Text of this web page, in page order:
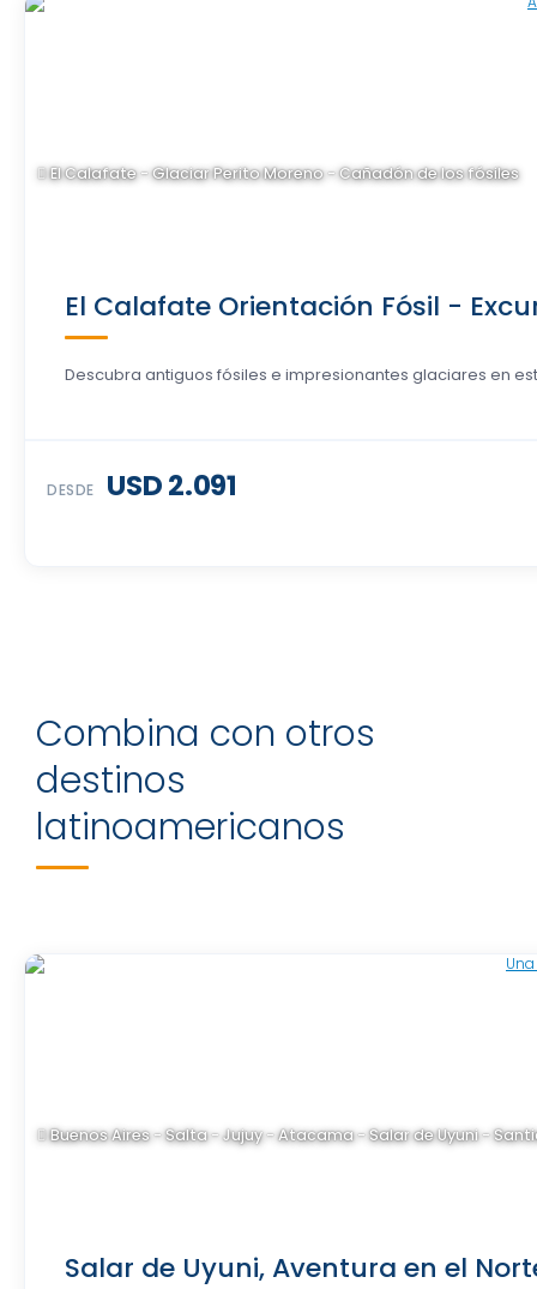
El Calafate - Glaciar Perito Moreno - Cañadón de los fósiles
El Calafate Orientación Fósil -
Descubra antiguos fósiles e impresionantes glaciares en
DESDE USD 2.091
Combina con otros
destinos
latinoamericanos
Buenos Aires - Salta - Jujuy - Atacama - Salar de Uyuni -
Salar de Uyuni, Aventura en el